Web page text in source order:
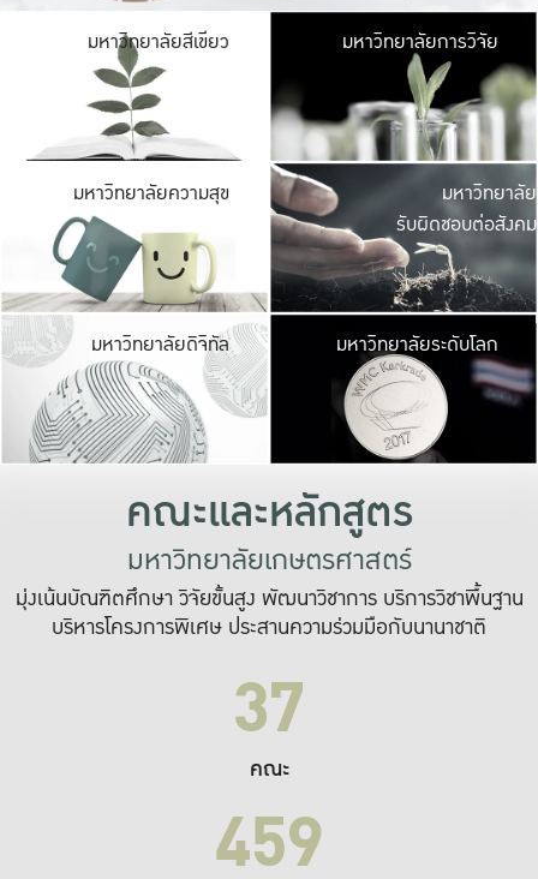
มหาวิทยาลัยสีเขียว มหาวิ
มีพื้นที่เขียวสดใส
เป็นป่าในเมือง เกษต
มหาวิทยาลัยการวิจัย
มหาวิทยาลัยความสุข มหาวิ
ค
เปิดประ
และพบเรื่องราวใ
มหาวิทยาลัย
รับผิดชอบต่อสังคม
มหาวิทยาลัยดิจิทัล มหาวิ
เปลี่ยนแปลง แล
เพื่อทำง
ระบบสารสนเทศ
มหาวิทยาลัยระดับโลก
คณะและหลักสูตร
มหาวิทยาลัยเกษตรศาสตร์
มุ่งเน้นบัณฑิตศึกษา วิจัยขั้นสูง พัฒนาวิชาการ บริการวิชาพื้นฐาน
บริหารโครงการพิเศษ ประสานความร่วมมือกับนานาชาติ
37
คณะ
459